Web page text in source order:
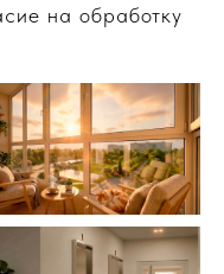
на обработку